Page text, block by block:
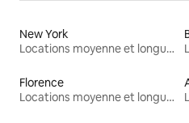
New York
Locations moyenne et longue durée
Florence
Locations moyenne et longue durée